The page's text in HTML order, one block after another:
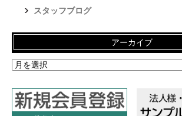
スタッフブログ
アーカイブ
ア
ー
イ
ブ